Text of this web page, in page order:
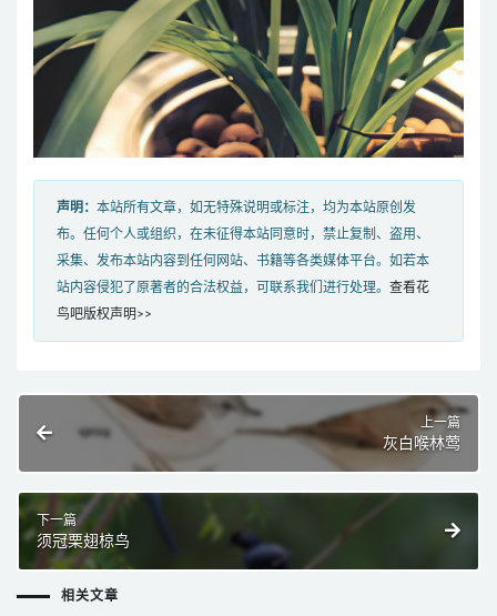
声明： 本站所有文章，如无特殊说明或标注，均为本站原创发
布。任何个人或组织，在未征得本站同意时，禁止复制、盗用、
采集、发布本站内容到任何网站、书籍等各类媒体平台。如若本
站内容侵犯了原著者的合法权益，可联系我们进行处理。 查看花
鸟吧版权声明>>
上一篇
灰白喉林莺
下一篇
须冠栗翅椋鸟
相关文章